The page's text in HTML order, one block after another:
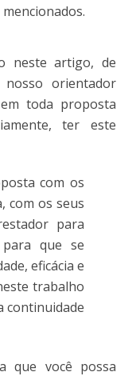
neste artigo, de
orientador
toda proposta
ter este
com os
com os seus
para
que se
eficácia e
trabalho
continuidade
que você possa